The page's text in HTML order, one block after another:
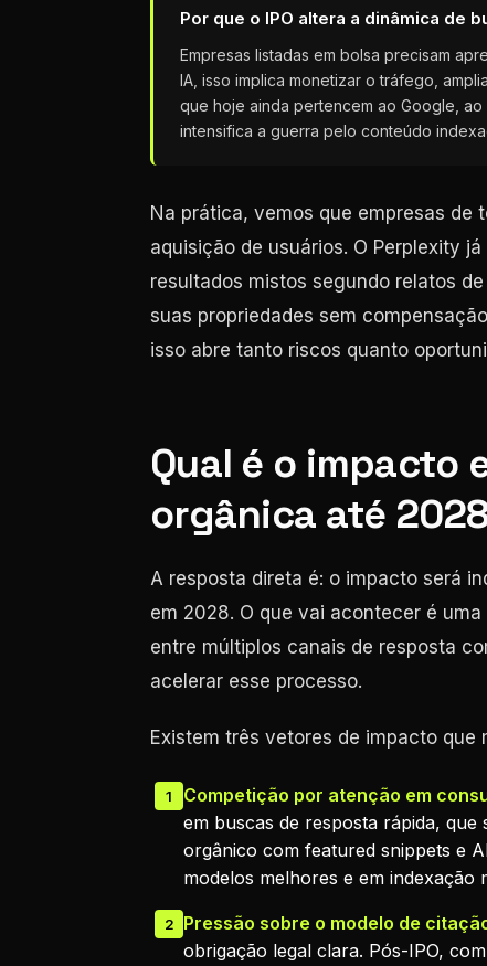
Por que o IPO altera a dinâmica de
Empresas listadas em bolsa precisam
IA, isso implica monetizar o tráfego,
que hoje ainda pertencem ao Google, ao
intensifica a guerra pelo conteúdo
Na prática, vemos que empresas de
aquisição de usuários. O Perplexity
resultados mistos segundo relatos
suas propriedades sem
isso abre tanto riscos quanto
Qual é o impacto
orgânica até
A resposta direta é: o impacto será
em 2028. O que vai acontecer é
entre múltiplos canais de resposta
acelerar esse processo.
Existem três vetores de impacto que
1 Competição por atenção em
em buscas de resposta rápida, que
orgânico com featured snippets e
modelos melhores e em indexação
2 Pressão sobre o modelo de
obrigação legal clara. Pós-IPO,